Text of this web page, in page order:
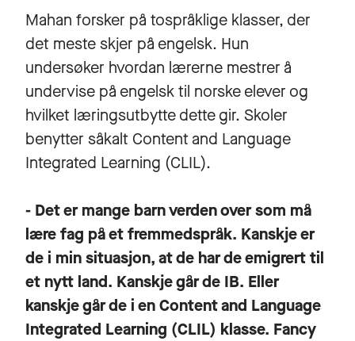
Mahan forsker på tospråklige klasser, der
det meste skjer på engelsk. Hun
undersøker hvordan lærerne mestrer å
undervise på engelsk til norske elever og
hvilket læringsutbytte dette gir. Skoler
benytter såkalt Content and Language
Integrated Learning (CLIL).
- Det er mange barn verden over som må
lære fag på et fremmedspråk. Kanskje er
de i min situasjon, at de har de emigrert til
et nytt land. Kanskje går de IB. Eller
kanskje går de i en Content and Language
Integrated Learning (CLIL) klasse. Fancy